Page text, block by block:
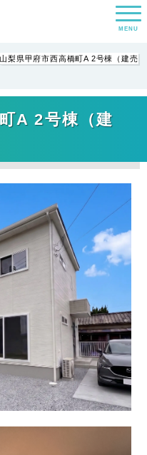
MENU
山梨県甲府市西高橋町A 2号棟（建売
A 2号棟（建